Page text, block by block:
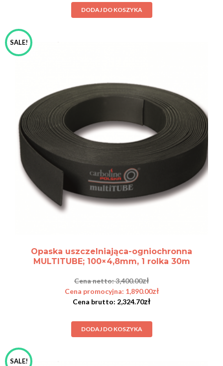
DODAJ DO KOSZYKA
SALE!
Opaska uszczelniająca-ogniochronna
MULTITUBE; 100×4,8mm, 1 rolka 30m
3,400.00zł
1,890.00zł
2,324.70zł
DODAJ DO KOSZYKA
SALE!